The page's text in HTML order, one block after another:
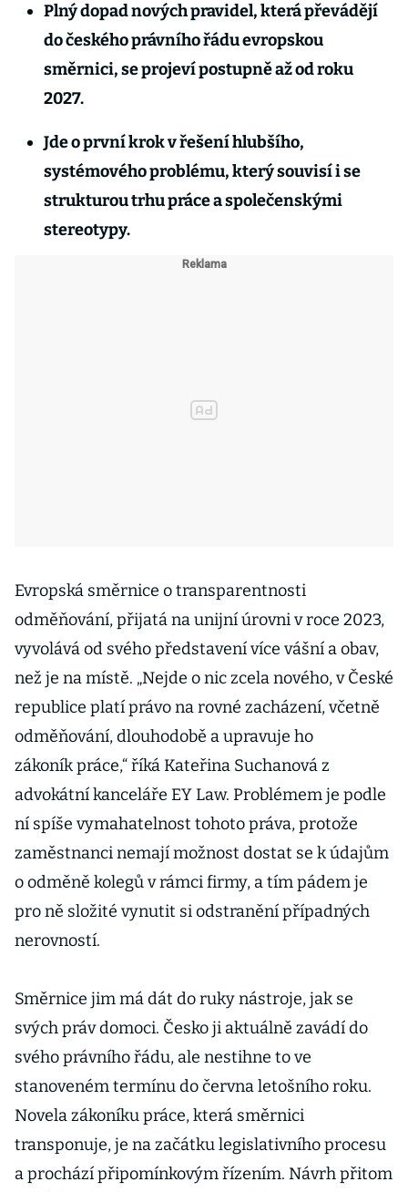
Plný dopad nových pravidel, která převádějí
do českého právního řádu evropskou
směrnici, se projeví postupně až od roku
2027.
Jde o první krok v řešení hlubšího,
systémového problému, který souvisí i se
strukturou trhu práce a společenskými
stereotypy.
Evropská směrnice o transparentnosti
odměňování, přijatá na unijní úrovni v roce 2023,
vyvolává od svého představení více vášní a obav,
než je na místě. „Nejde o nic zcela nového, v České
republice platí právo na rovné zacházení, včetně
odměňování, dlouhodobě a upravuje ho
zákoník práce,“ říká Kateřina Suchanová z
advokátní kanceláře EY Law. Problémem je podle
ní spíše vymahatelnost tohoto práva, protože
zaměstnanci nemají možnost dostat se k údajům
o odměně kolegů v rámci firmy, a tím pádem je
pro ně složité vynutit si odstranění případných
nerovností.
Směrnice jim má dát do ruky nástroje, jak se
svých práv domoci. Česko ji aktuálně zavádí do
svého právního řádu, ale nestihne to ve
stanoveném termínu do června letošního roku.
Novela zákoníku práce, která směrnici
transponuje, je na začátku legislativního procesu
a prochází připomínkovým řízením. Návrh přitom